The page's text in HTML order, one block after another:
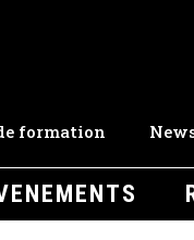
formation